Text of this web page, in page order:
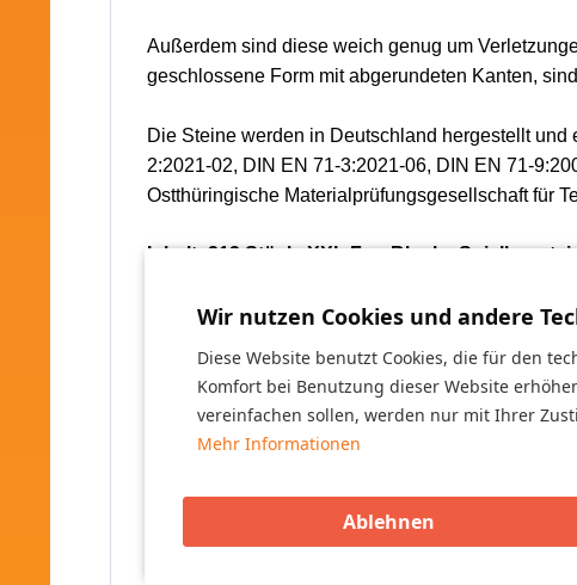
Außerdem sind diese weich genug um
geschlossene Form mit abgerundeten Kanten,
Die Steine werden in Deutschland hergestellt
2:2021-02, DIN EN 71-3:2021-06, DIN EN 71-
Ostthüringische Materialprüfungsgesellschaft für
Inhalt: 212 Stück, XXL Fun Blocks
180 Stück - 8 Punkt Spielbausteine
24 Stück - 4 Punkt Spielbausteine
(Größe vom Stein ca. 15 cm lang x 15 cm breit x
(Größe vom Stein ca. 30 cm lang x 15 cm breit x
Wir nutzen Cookies und andere
Diese Website benutzt Cookies, die für den
Komfort bei Benutzung dieser Website
vereinfachen sollen, werden nur mit Ihrer
Mehr Informationen
Ablehnen